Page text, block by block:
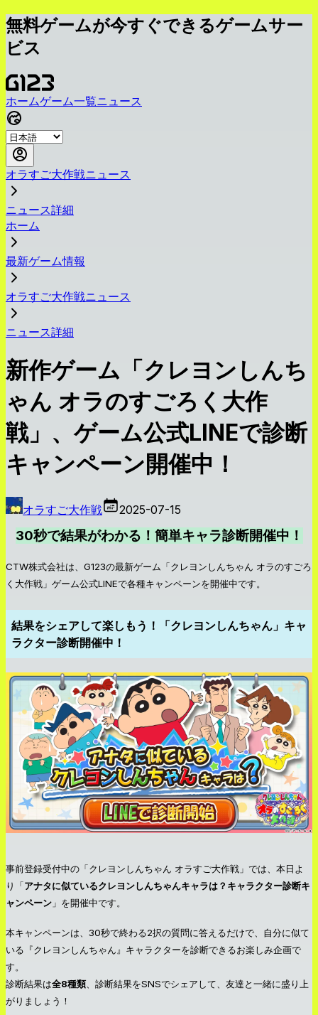
無料ゲームが今すぐできるゲームサー
ビス
ホームゲーム一覧ニュース
オラすご大作戦ニュース
ニュース詳細
ホーム
最新ゲーム情報
オラすご大作戦ニュース
ニュース詳細
新作ゲーム「クレヨンしんち
ゃん オラのすごろく大作
戦」、ゲーム公式LINEで診断
キャンペーン開催中！
オラすご大作戦 2025-07-15
30秒で結果がわかる！簡単キャラ診断開催中！
CTW株式会社は、G123の最新ゲーム「クレヨンしんちゃん オラのすごろ
く大作戦」ゲーム公式LINEで各種キャンペーンを開催中です。
結果をシェアして楽しもう！「クレヨンしんちゃん」キャ
ラクター診断開催中！
事前登録受付中の「クレヨンしんちゃん オラすご大作戦」では、本日よ
り「アナタに似ているクレヨンしんちゃんキャラは？キャラクター診断キ
ャンペーン 」を開催中です。
本キャンペーンは、30秒で終わる2択の質問に答えるだけで、自分に似て
いる『クレヨンしんちゃん』キャラクターを診断できるお楽しみ企画で
す。
診断結果は全8種類、診断結果をSNSでシェアして、友達と一緒に盛り上
がりましょう！